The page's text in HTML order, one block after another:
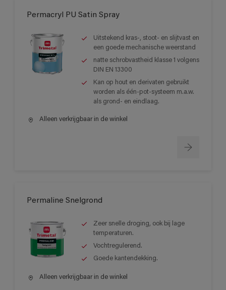
Permacryl PU Satin Spray
Uitstekend kras-, stoot- en slijtvast en
een goede mechanische weerstand
natte schrobvastheid klasse 1 volgens
DIN EN 13300
Kan op hout en derivaten gebruikt
worden als één-pot-systeem m.a.w.
als grond- en eindlaag.
Alleen verkrijgbaar in de winkel
Permaline Snelgrond
Zeer snelle droging, ook bij lage
temperaturen.
Vochtregulerend.
Goede kantendekking.
Alleen verkrijgbaar in de winkel